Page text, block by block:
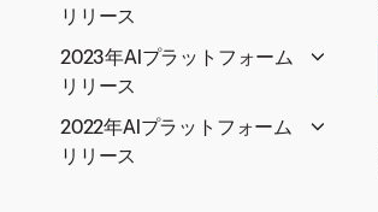
リリース
2024年11月
2024年10月
2024年9月
2024年8月
2023年AIプラットフォーム
リリース
2023年12月
2023年11月
2022年AIプラットフォーム
リリース